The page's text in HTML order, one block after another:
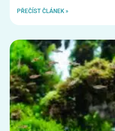
PŘEČÍST ČLÁNEK »